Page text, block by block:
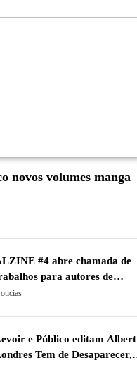
novos volumes manga
#4 abre chamada de
para autores de
desenhada e ilustração
e Público editam Albert
Tem de Desaparecer,